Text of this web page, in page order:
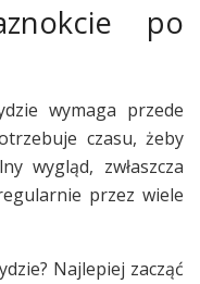
po
wymaga przede
czasu, żeby
wygląd, zwłaszcza
przez wiele
Najlepiej zacząć